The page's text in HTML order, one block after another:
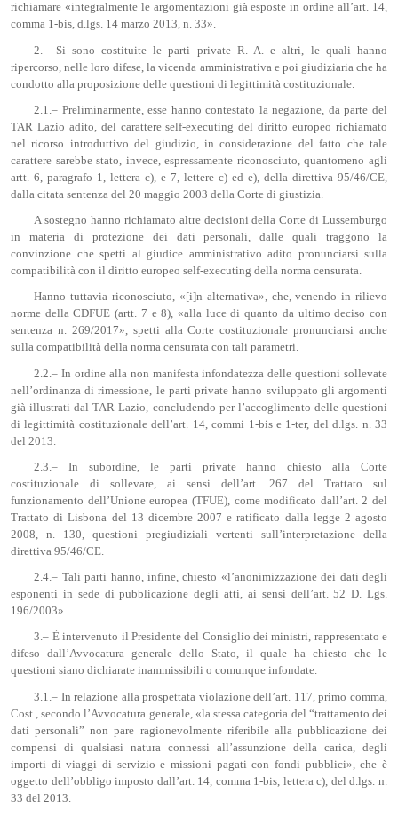
richiamare «integralmente le argomentazioni già esposte in ordine all’art. 14,
comma 1-bis, d.lgs. 14 marzo 2013, n. 33».
2.– Si sono costituite le parti private R. A. e altri, le quali hanno
ripercorso, nelle loro difese, la vicenda amministrativa e poi giudiziaria che ha
condotto alla proposizione delle questioni di legittimità costituzionale.
2.1.– Preliminarmente, esse hanno contestato la negazione, da parte del
TAR Lazio adito, del carattere self-executing del diritto europeo richiamato
nel ricorso introduttivo del giudizio, in considerazione del fatto che tale
carattere sarebbe stato, invece, espressamente riconosciuto, quantomeno agli
artt. 6, paragrafo 1, lettera c), e 7, lettere c) ed e), della direttiva 95/46/CE,
dalla citata sentenza del 20 maggio 2003 della Corte di giustizia.
A sostegno hanno richiamato altre decisioni della Corte di Lussemburgo
in materia di protezione dei dati personali, dalle quali traggono la
convinzione che spetti al giudice amministrativo adito pronunciarsi sulla
compatibilità con il diritto europeo self-executing della norma censurata.
Hanno tuttavia riconosciuto, «[i]n alternativa», che, venendo in rilievo
norme della CDFUE (artt. 7 e 8), «alla luce di quanto da ultimo deciso con
sentenza n. 269/2017», spetti alla Corte costituzionale pronunciarsi anche
sulla compatibilità della norma censurata con tali parametri.
2.2.– In ordine alla non manifesta infondatezza delle questioni sollevate
nell’ordinanza di rimessione, le parti private hanno sviluppato gli argomenti
già illustrati dal TAR Lazio, concludendo per l’accoglimento delle questioni
di legittimità costituzionale dell’art. 14, commi 1-bis e 1-ter, del d.lgs. n. 33
del 2013.
2.3.– In subordine, le parti private hanno chiesto alla Corte
costituzionale di sollevare, ai sensi dell’art. 267 del Trattato sul
funzionamento dell’Unione europea (TFUE), come modificato dall’art. 2 del
Trattato di Lisbona del 13 dicembre 2007 e ratificato dalla legge 2 agosto
2008, n. 130, questioni pregiudiziali vertenti sull’interpretazione della
direttiva 95/46/CE.
2.4.– Tali parti hanno, infine, chiesto «l’anonimizzazione dei dati degli
esponenti in sede di pubblicazione degli atti, ai sensi dell’art. 52 D. Lgs.
196/2003».
3.– È intervenuto il Presidente del Consiglio dei ministri, rappresentato e
difeso dall’Avvocatura generale dello Stato, il quale ha chiesto che le
questioni siano dichiarate inammissibili o comunque infondate.
3.1.– In relazione alla prospettata violazione dell’art. 117, primo comma,
Cost., secondo l’Avvocatura generale, «la stessa categoria del “trattamento dei
dati personali” non pare ragionevolmente riferibile alla pubblicazione dei
compensi di qualsiasi natura connessi all’assunzione della carica, degli
importi di viaggi di servizio e missioni pagati con fondi pubblici», che è
oggetto dell’obbligo imposto dall’art. 14, comma 1-bis, lettera c), del d.lgs. n.
33 del 2013.